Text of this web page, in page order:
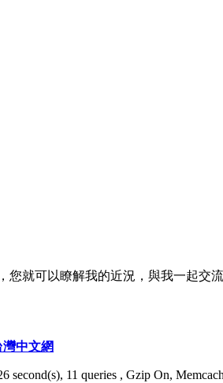
您就可以瞭解我的近況，與我一起交
中文網
second(s), 11 queries , Gzip On,